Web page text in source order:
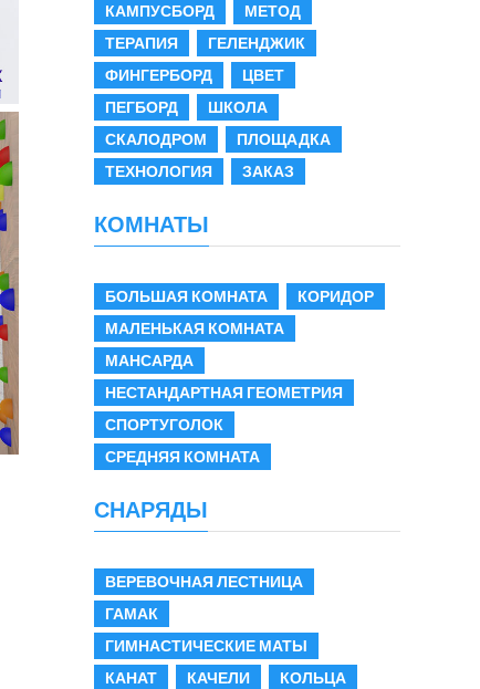
КАМПУСБОРД
МЕТОД
ТЕРАПИЯ
ГЕЛЕНДЖИК
ФИНГЕРБОРД
ЦВЕТ
ПЕГБОРД
ШКОЛА
СКАЛОДРОМ
ПЛОЩАДКА
ТЕХНОЛОГИЯ
ЗАКАЗ
КОМНАТЫ
БОЛЬШАЯ КОМНАТА
КОРИДОР
МАЛЕНЬКАЯ КОМНАТА
МАНСАРДА
НЕСТАНДАРТНАЯ ГЕОМЕТРИЯ
СПОРТУГОЛОК
СРЕДНЯЯ КОМНАТА
СНАРЯДЫ
ВЕРЕВОЧНАЯ ЛЕСТНИЦА
ГАМАК
ГИМНАСТИЧЕСКИЕ МАТЫ
КАНАТ
КАЧЕЛИ
КОЛЬЦА